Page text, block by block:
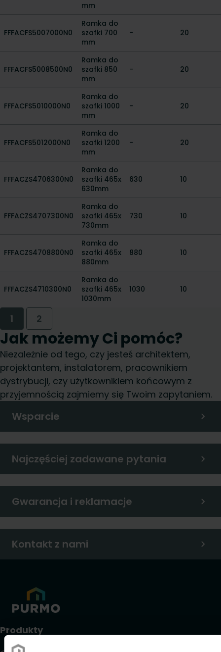
mm
FFFACFS5007000N0
Ramka do
szafki 700
mm
- 20
FFFACFS5008500N0
Ramka do
szafki 850
mm
- 20
FFFACFS5010000N0
Ramka do
szafki 1000
mm
- 20
FFFACFS5012000N0
Ramka do
szafki 1200
mm
- 20
FFFACZS4706300N0
Ramka do
szafki 465x
630mm
630 10
FFFACZS4707300N0
Ramka do
szafki 465x
730mm
730 10
FFFACZS4708800N0
Ramka do
szafki 465x
880mm
880 10
FFFACZS4710300N0
Ramka do
szafki 465x
1030mm
1030 10
1 2
Jak możemy Ci pomóc?
Niezależnie od tego, czy jesteś architektem,
projektantem, instalatorem, pracownikiem
dystrybucji, czy użytkownikiem końcowym z
przyjemnością zajmiemy się Twoim zapytaniem.
Wsparcie
Najczęściej zadawane pytania
Gwarancja i reklamacje
Kontakt z nami
Produkty